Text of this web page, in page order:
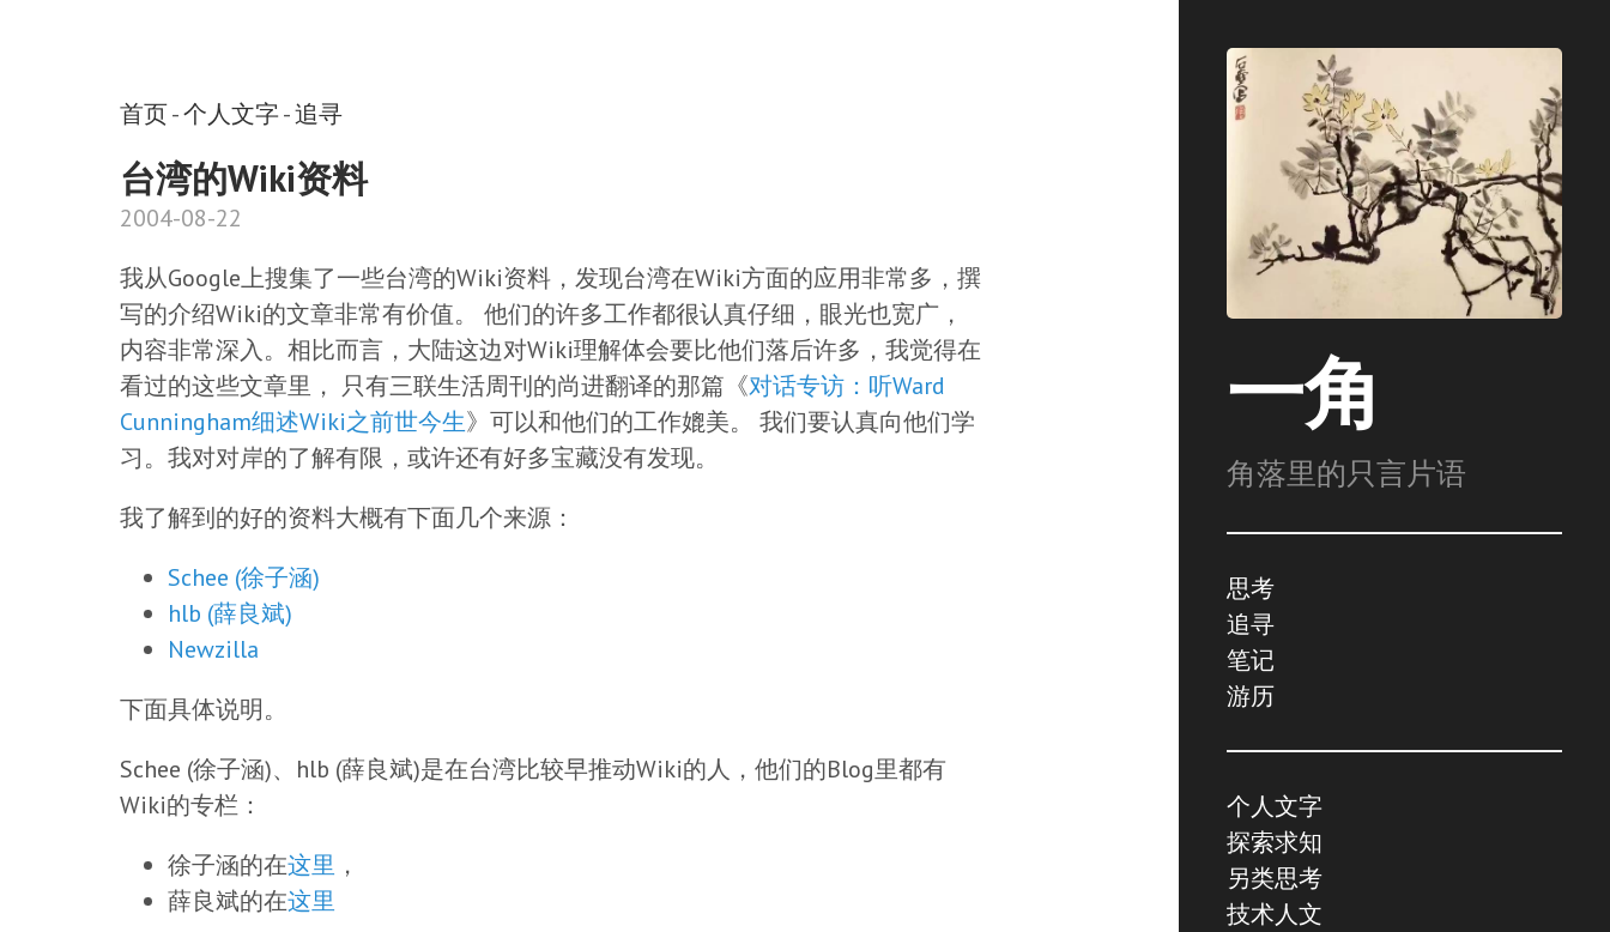
一角
角落里的只言片语
思考
追寻
笔记
游历
个人文字
探索求知
另类思考
技术人文
首页-个人文字-追寻
台湾的Wiki资料
2004-08-22
我从Google上搜集了一些台湾的Wiki资料，发现台湾在Wiki方面的应用非常多，撰
写的介绍Wiki的文章非常有价值。 他们的许多工作都很认真仔细，眼光也宽广，
内容非常深入。相比而言，大陆这边对Wiki理解体会要比他们落后许多，我觉得在
看过的这些文章里， 只有三联生活周刊的尚进翻译的那篇《对话专访：听Ward
Cunningham细述Wiki之前世今生》可以和他们的工作媲美。 我们要认真向他们学
习。我对对岸的了解有限，或许还有好多宝藏没有发现。
我了解到的好的资料大概有下面几个来源：
Schee (徐子涵)
hlb (薛良斌)
Newzilla
下面具体说明。
Schee (徐子涵)、hlb (薛良斌)是在台湾比较早推动Wiki的人，他们的Blog里都有
Wiki的专栏：
徐子涵的在这里 ，
薛良斌的在这里